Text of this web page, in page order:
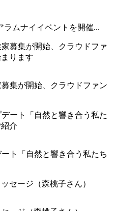
ラムナイイベントを開催...
集が開始、クラウドファン
ト「自然と響き合う私たち